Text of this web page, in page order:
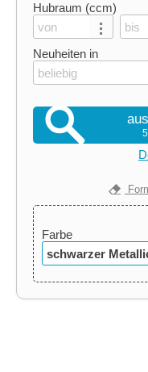
Hubraum (ccm)
Neuheiten in
beliebig
Farbe
schwarzer